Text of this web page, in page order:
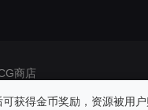
获得金币奖励，资源被用
商店
纠纷与网站无关，请自